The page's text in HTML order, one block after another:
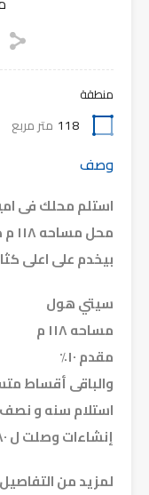
منطقة
118 متر مربع
وصف
استلم محلك فى
بيخدم على اعلى
سيتي هول
مساحه ١١٨ م
مقدم ١٠٪؜
والباقى أقساط
استلام سنه و نصف
إنشاءات وصلت ل ٨٠٪؜
لمزيد من التفاصيل اتصل